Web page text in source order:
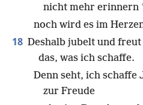
nicht mehr erinnern
noch wird es im
18 Deshalb jubelt und
das, was ich schaffe.
Denn seht, ich schaffe
zur Freude